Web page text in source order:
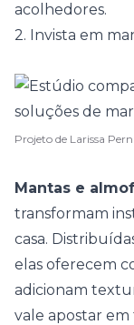
acolhedores.
2. Invista em
Projeto de Larissa
Mantas e
transformam
casa.
elas oferecem
adicionam
vale apostar em